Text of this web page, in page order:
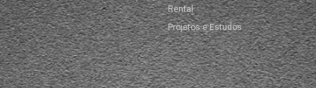
Rental
Projetos e Estudos